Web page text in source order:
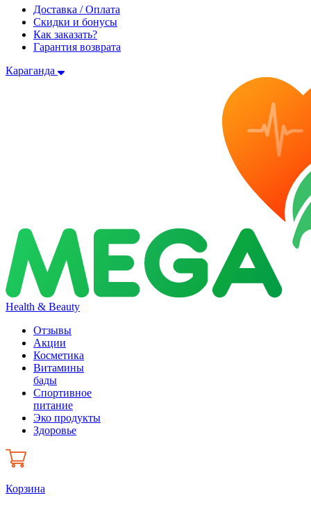
Доставка / Оплата
Скидки и бонусы
Как заказать?
Гарантия возврата
Караганда
Health & Beauty
Отзывы
Акции
Косметика
Витамины
бады
Спортивное
питание
Эко продукты
Здоровье
Корзина